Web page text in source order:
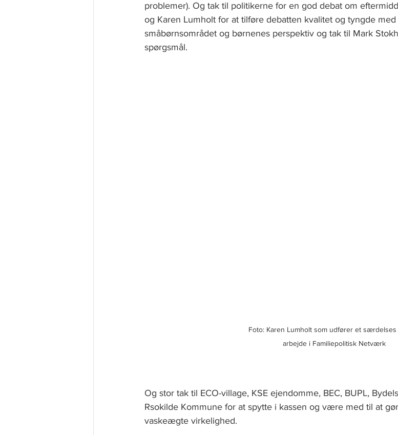
problemer). Og tak til politikerne for en god debat om
og Karen Lumholt for at tilføre debatten kvalitet og tyngde
småbørnsområdet og børnenes perspektiv og tak til Mark
spørgsmål.
Foto: Karen Lumholt som udfører et
arbejde i Familiepolitisk Netværk
Og stor tak til ECO-village, KSE ejendomme, BEC, BUPL,
Rsokilde Kommune for at spytte i kassen og være med til at
vaskeægte virkelighed.